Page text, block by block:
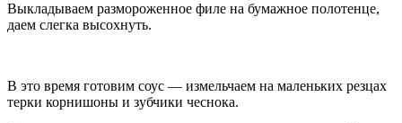
Выкладываем размороженное филе на бумажное полотенце,
даем слегка высохнуть.
В это время готовим соус — измельчаем на маленьких резцах
терки корнишоны и зубчики чеснока.